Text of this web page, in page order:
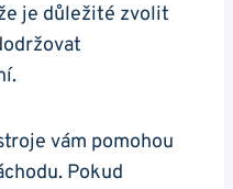
je důležité zvolit‍
vám pomohou‍
Pokud